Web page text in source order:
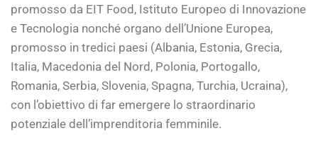
promosso da EIT Food, Istituto Europeo di Innovazione
e Tecnologia nonché organo dell’Unione Europea,
promosso in tredici paesi (Albania, Estonia, Grecia,
Italia, Macedonia del Nord, Polonia, Portogallo,
Romania, Serbia, Slovenia, Spagna, Turchia, Ucraina),
con l’obiettivo di far emergere lo straordinario
potenziale dell’imprenditoria femminile.